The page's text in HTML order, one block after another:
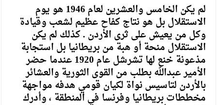
لم يكن الخامس والعشرين لعام 1946 هو يوم
الاستقلال بل هو نتاج كفاح عظيم لشعب وقيادة
وكل من يعيش على ثرى الأردن . كذلك لم يكن
الاستقلال منحة أو هبة من بريطانيا بل استجابة
مذعونة خنع لها تشرشل عام 1920 عندما حضر
الأمير عبدالله بطلب من القوى الثورية والعشائر
بالأردن لتاسيس نواة لكيان قومي هدفه مواجهة
مخططات بريطانيا وفرنسا في المنطقة ، وأدرك